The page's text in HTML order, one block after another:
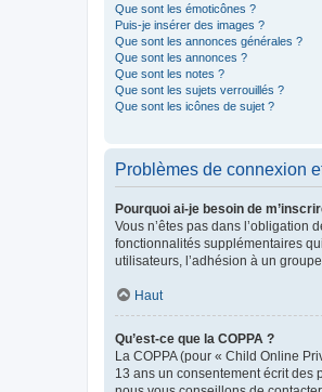
Que sont les émoticônes ?
Puis-je insérer des images ?
Que sont les annonces générales ?
Que sont les annonces ?
Que sont les notes ?
Que sont les sujets verrouillés ?
Que sont les icônes de sujet ?
Problèmes de connexion
Pourquoi ai-je besoin de
Vous n’êtes pas dans
fonctionnalités supplémentaires
utilisateurs, l’adhésion à un
Haut
Qu’est-ce que la COPPA ?
La COPPA (pour « Child Online
13 ans un consentement écrit des